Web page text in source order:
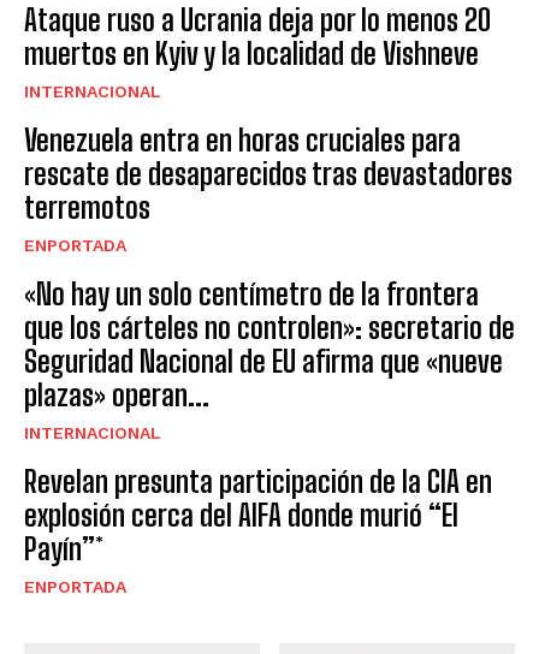
Ataque ruso a Ucrania deja por lo menos 20
muertos en Kyiv y la localidad de Vishneve
INTERNACIONAL
Venezuela entra en horas cruciales para
rescate de desaparecidos tras devastadores
terremotos
ENPORTADA
«No hay un solo centímetro de la frontera
que los cárteles no controlen»: secretario de
Seguridad Nacional de EU afirma que «nueve
plazas» operan...
INTERNACIONAL
Revelan presunta participación de la CIA en
explosión cerca del AIFA donde murió “El
Payín”*
ENPORTADA